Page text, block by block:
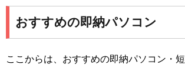
おすすめの即納パソコン
ここからは、おすすめの即納パソコン・